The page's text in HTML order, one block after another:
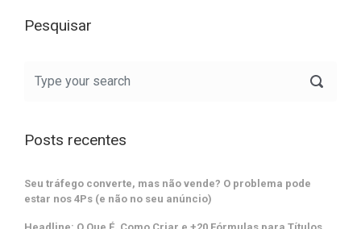
Pesquisar
Posts recentes
Seu tráfego converte, mas não vende? O problema pode
estar nos 4Ps (e não no seu anúncio)